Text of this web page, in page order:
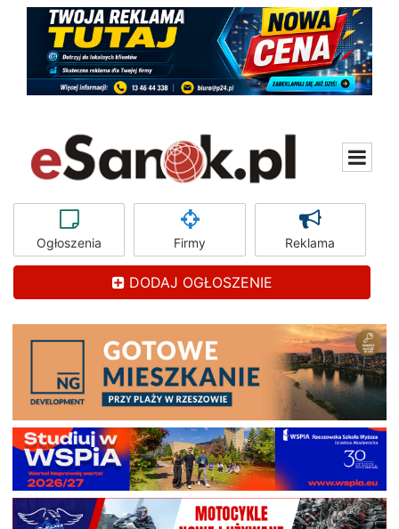
Ogłoszenia Firmy Reklama
DODAJ OGŁOSZENIE